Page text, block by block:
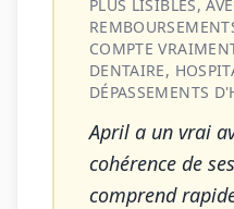
PLUS LISIBLES,
COMPTE
DENTAIRE,
DÉPASSEMENTS
April a un vrai
cohérence de
comprend